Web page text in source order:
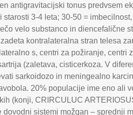
antigravitacijski tonus predvsem
3-4 leta; 30-50 = imbecilnost
velo substanco in diencefalične
kontralateralna stran telesa
s,centri za požiranje,centri
(zaletava,cisticerkoza. V
sarkoidozo in meningealno
20% populacije ime eno ali
(konji, CRIRCULUC
dovodni sistemi možgan – sprednji